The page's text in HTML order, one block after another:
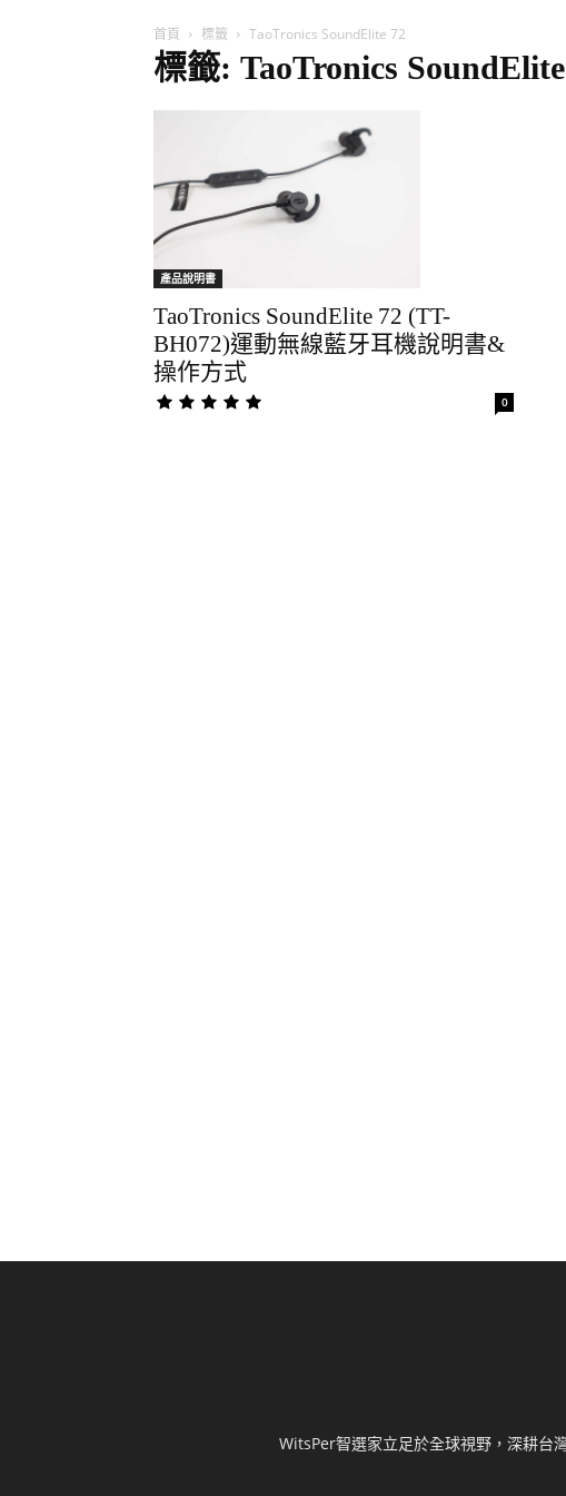
首頁 標籤 TaoTronics SoundElite 72
標籤: TaoTronics
產品說明書
TaoTronics SoundElite 72 (TT-
BH072)運動無線藍牙耳機說明書&
操作方式
0
WitsPer智選家立足於全球視野，深耕台